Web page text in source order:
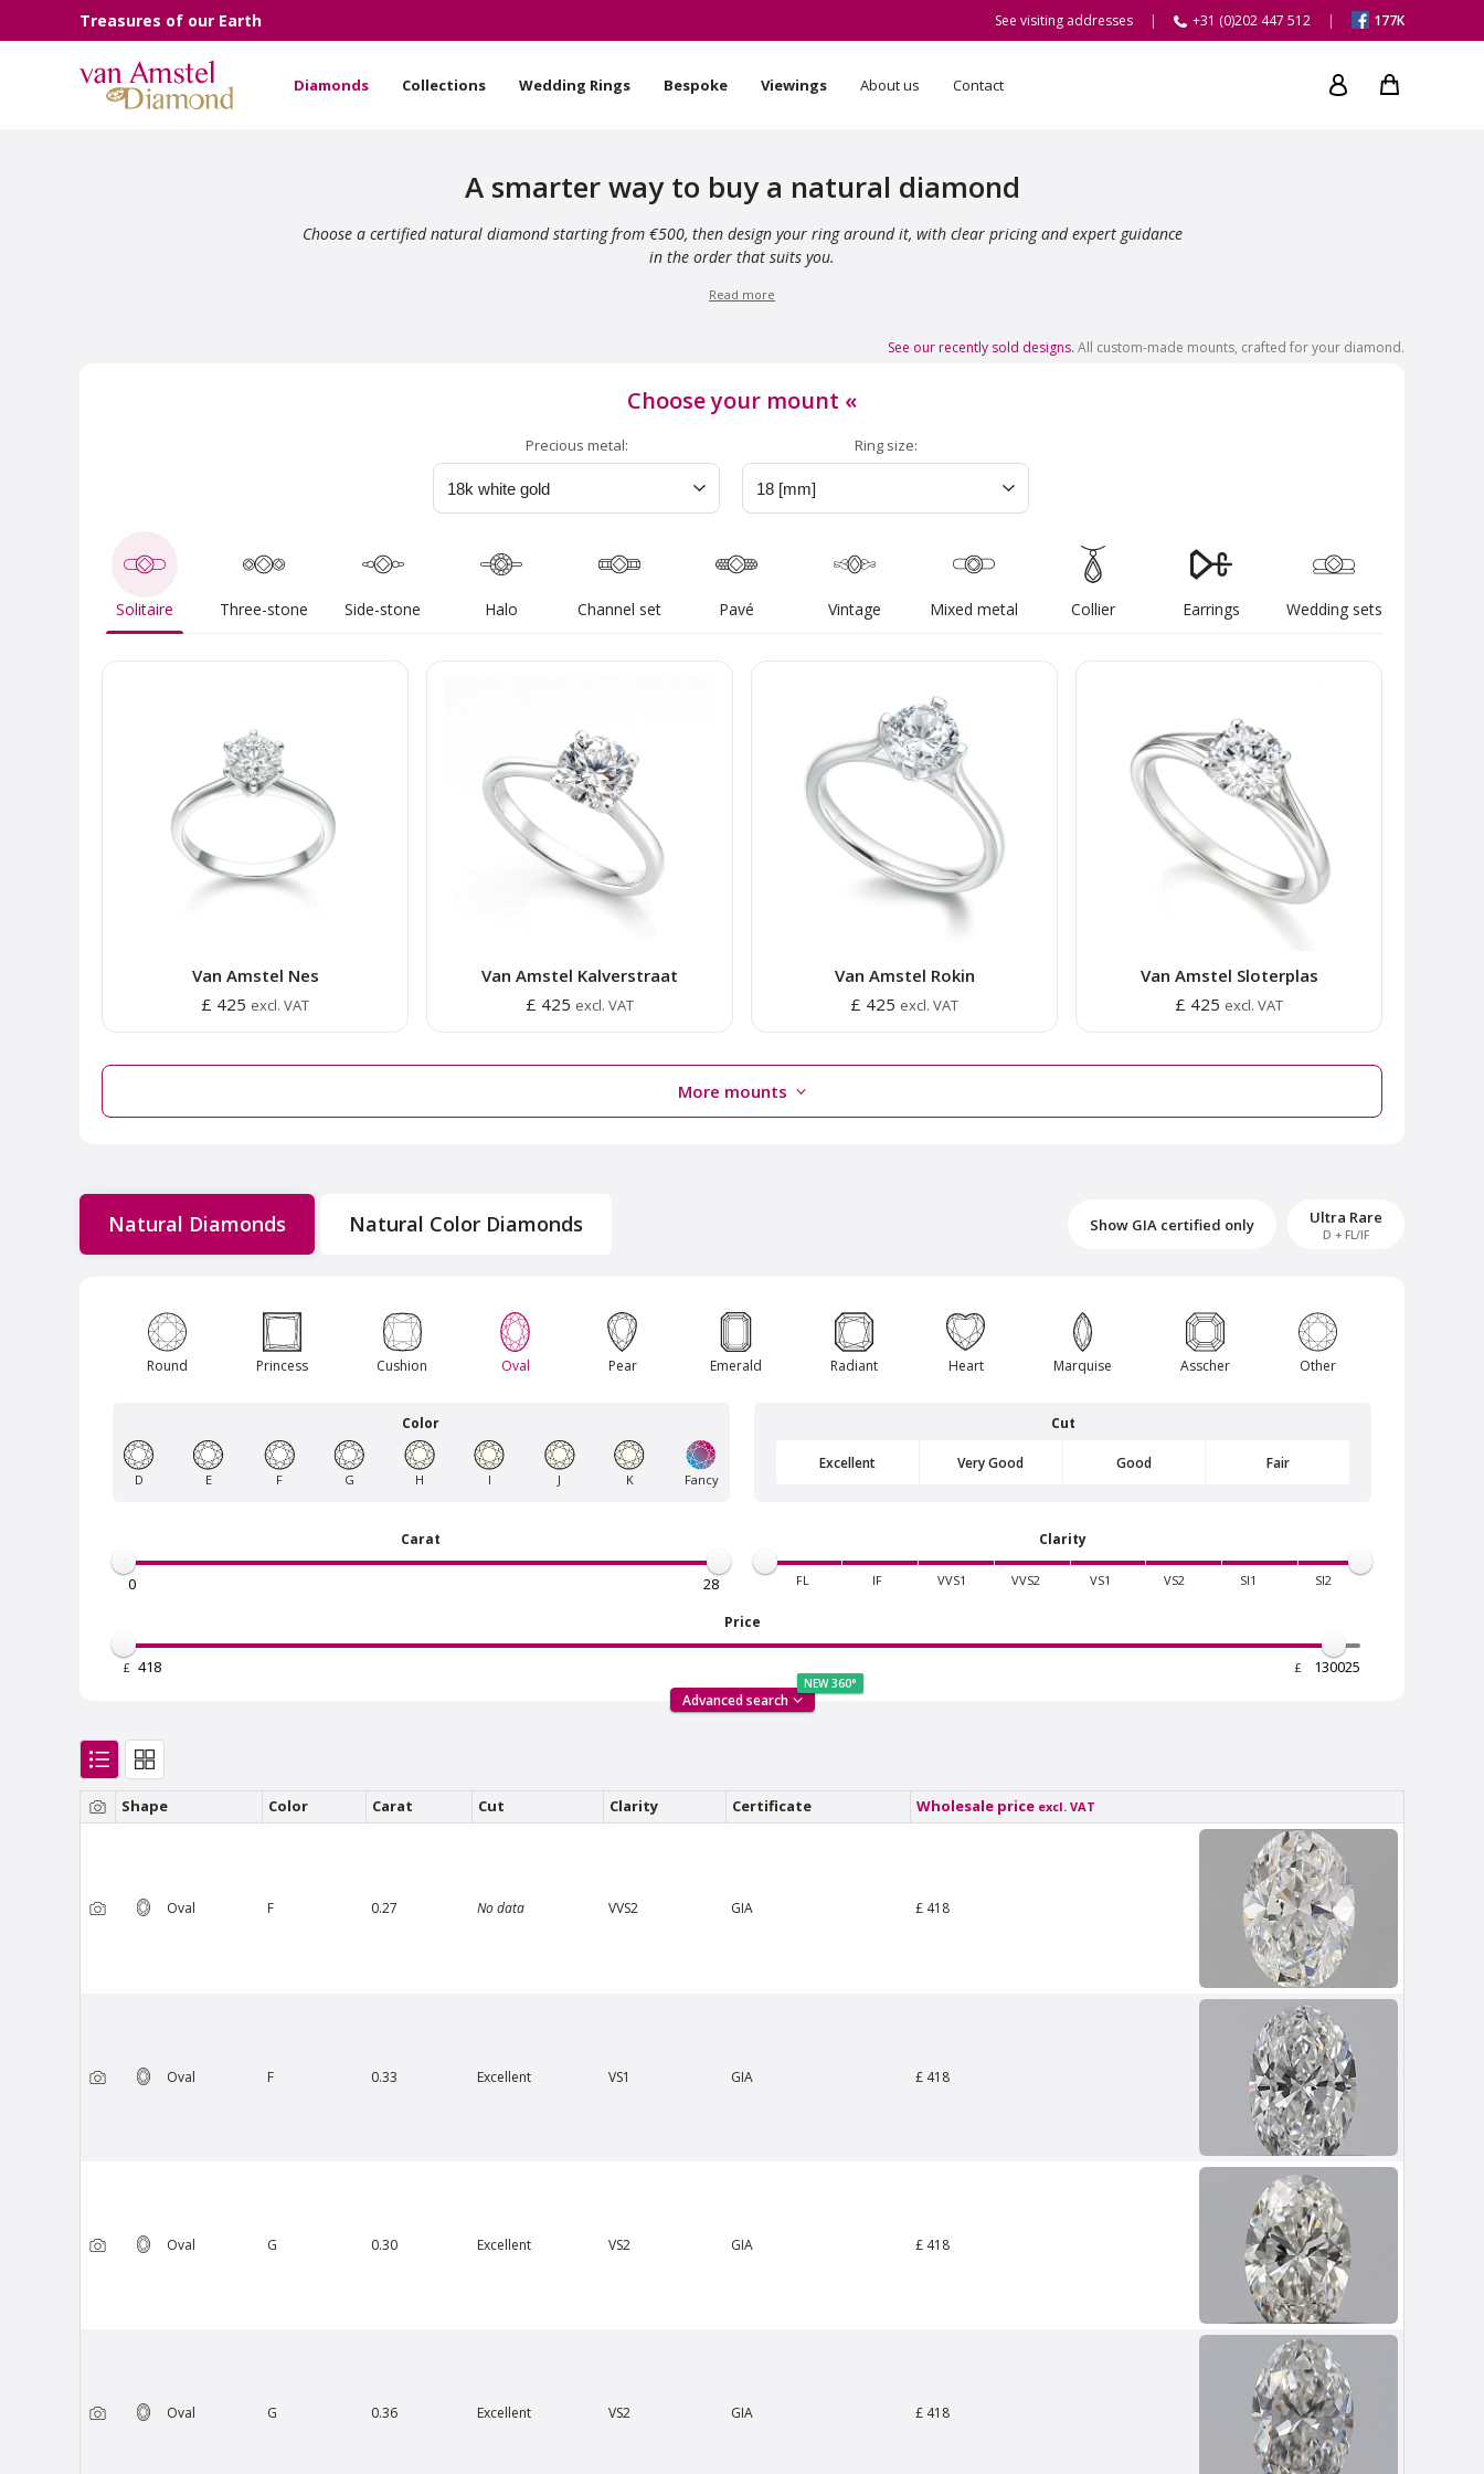
Treasures of our Earth See visiting addresses +31 (0)202 447 512 177K
Diamonds Collections Wedding Rings Bespoke Viewings About us Contact
A smarter way to buy a natural diamond
Choose a certified natural diamond starting from €500, then design your ring around it, with clear pricing and expert guidance
in the order that suits you.
Read more
See our recently sold designs. All custom-made mounts, crafted for your diamond.
Choose your mount «
Precious metal: Ring size:
Solitaire Three-stone Side-stone Halo Channel set Pavé Vintage Mixed metal Collier Earrings Wedding sets
Van Amstel Nes
£ 425 excl. VAT
Van Amstel Kalverstraat
£ 425 excl. VAT
Van Amstel Rokin
£ 425 excl. VAT
Van Amstel Sloterplas
£ 425 excl. VAT
Van Amstel Frankendael
Van Amstel Flevopark
Van Amstel Beatrixpark
Van Amstel Amstelpark
Van Amstel Cornelis Schuyt
£ 595 excl. VAT
More mounts
Natural Diamonds Natural Color Diamonds Show GIA certified only Ultra Rare
D + FL/IF
Round Princess Cushion Oval Pear Emerald Radiant Heart Marquise Asscher Other
Color
D E F G H I J K Fancy
Cut
Excellent Very Good Good Fair
Carat Clarity
FL IF VVS1 VVS2 VS1 VS2 SI1 SI2
Price
£ £
Advanced search
NEW 360°
Shape Color Carat Cut Clarity Certificate Wholesale price excl. VAT
Oval F 0.27 No data VVS2 GIA £ 418
Oval F 0.33 Excellent VS1 GIA £ 418
Oval G 0.30 Excellent VS2 GIA £ 418
Oval G 0.36 Excellent VS2 GIA £ 418